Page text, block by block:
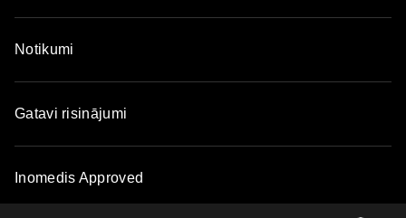
Notikumi
Gatavi risinājumi
Inomedis Approved